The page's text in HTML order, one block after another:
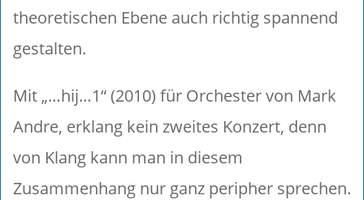
theoretischen Ebene auch richtig spannend
gestalten.
Mit „…hij…1“ (2010) für Orchester von Mark
Andre, erklang kein zweites Konzert, denn
von Klang kann man in diesem
Zusammenhang nur ganz peripher sprechen.